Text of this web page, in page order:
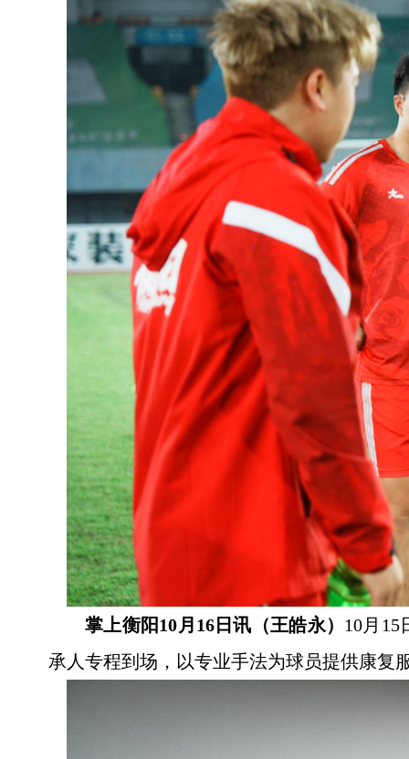
掌上衡阳10月16日讯（王皓永） 10月
承人专程到场，以专业手法为球员提供康复